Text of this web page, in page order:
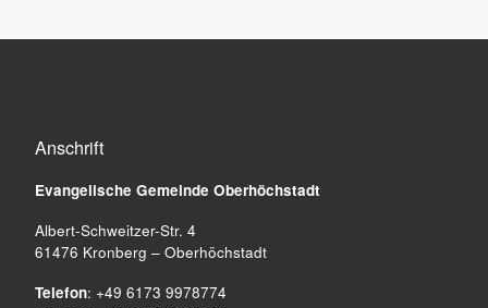
Anschrift
Evangelische Gemeinde Oberhöchstadt
Albert-Schweitzer-Str. 4
61476 Kronberg – Oberhöchstadt
Telefon: +49 6173 9978774